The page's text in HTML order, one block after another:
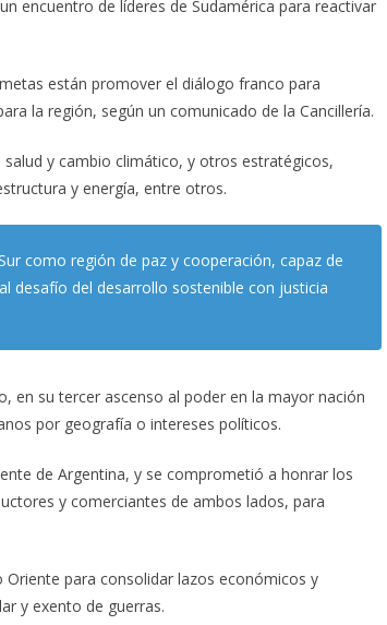
encuentro de líderes de Sudamérica para reactivar
están promover el diálogo franco para
la región, según un comunicado de la Cancillería.
y cambio climático, y otros estratégicos,
y energía, entre otros.
como región de paz y cooperación, capaz de
desafío del desarrollo sostenible con justicia
en su tercer ascenso al poder en la mayor nación
por geografía o intereses políticos.
de Argentina, y se comprometió a honrar los
y comerciantes de ambos lados, para
para consolidar lazos económicos y
y exento de guerras.